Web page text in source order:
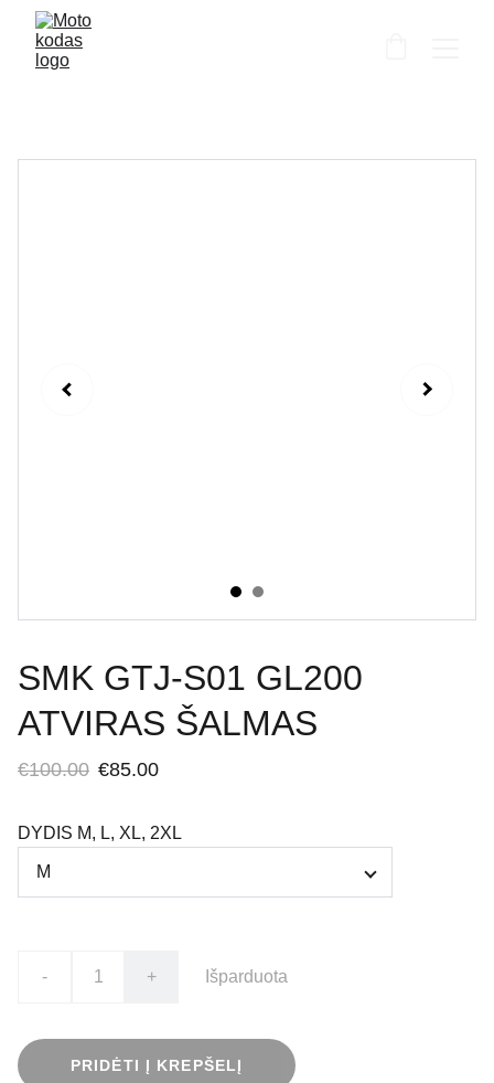
SMK GTJ-S01 GL200
ATVIRAS ŠALMAS
€100.00 €85.00
DYDIS M, L, XL, 2XL
- + Išparduota
PRIDĖTI Į KREPŠELĮ